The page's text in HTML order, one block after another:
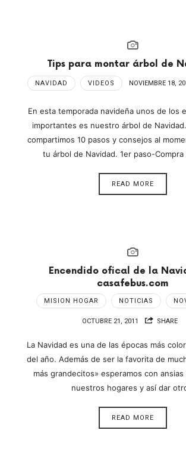
Tips para montar árbol de
NAVIDAD VIDEOS NOVIEMBRE 18,
En esta temporada navideña unos de los
importantes es nuestro árbol de
compartimos 10 pasos y consejos al
tu árbol de Navidad. 1er paso-
READ MORE
Encendido ofical de la
casafebus.com
MISION HOGAR NOTICIAS
OCTUBRE 21, 2011 SHARE
La Navidad es una de las épocas más
del año. Además de ser la favorita de
más grandecitos» esperamos con
nuestros hogares y así dar
READ MORE